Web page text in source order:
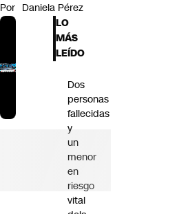
Por Daniela Pérez
LO
MÁS
LEÍDO
Dos
personas
fallecidas
y
un
menor
en
riesgo
vital